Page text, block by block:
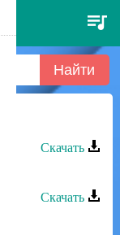
Скачать
Скачать